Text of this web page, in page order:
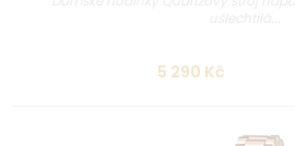
5 290 Kč